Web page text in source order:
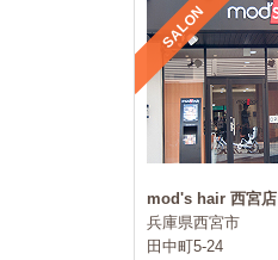
mod's hair 西宮店
SALON
兵庫県西宮市
田中町5-24